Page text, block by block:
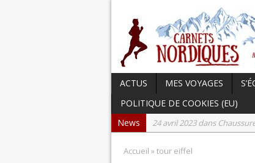
ACTUS MES VOYAGES
POLITIQUE DE COOKIES (EU)
News
24 avril 2023 dans
Accueil » tour eiffel